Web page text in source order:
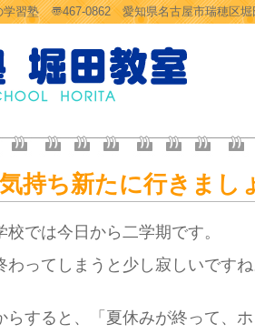
学習塾 〠467-0862 愛知県名古屋市瑞穂
持ち新たに行きまし
では今日から二学期です。
わってしまうと少し寂しいですね
らすると、「夏休みが終って、